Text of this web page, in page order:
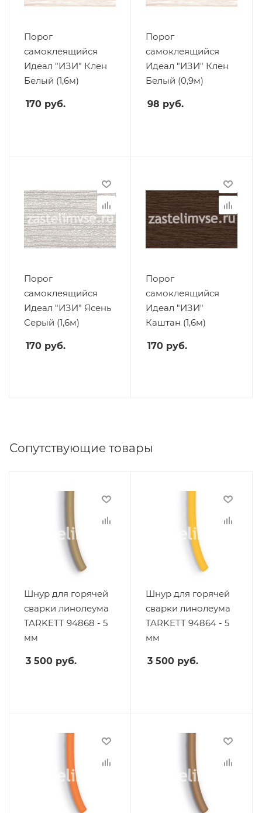
Порог
самоклеящийся
Идеал "ИЗИ" Клен
Белый (1,6м)
170 руб.
Порог
самоклеящийся
Идеал "ИЗИ" Клен
Белый (0,9м)
98 руб.
Порог
самоклеящийся
Идеал "ИЗИ" Ясень
Серый (1,6м)
170 руб.
Порог
самоклеящийся
Идеал "ИЗИ"
Каштан (1,6м)
170 руб.
Сопутствующие товары
Шнур для горячей
сварки линолеума
TARKETT 94868 - 5
мм
3 500 руб.
Шнур для горячей
сварки линолеума
TARKETT 94864 - 5
мм
3 500 руб.